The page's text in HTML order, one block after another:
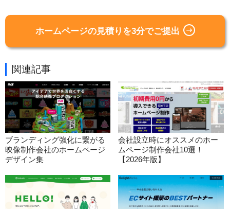
ホームページの見積りを3分でご提出
関連記事
ブランディング強化に繋がる
映像制作会社のホームページ
デザイン集
会社設立時にオススメのホー
ムページ制作会社10選！
【2026年版】